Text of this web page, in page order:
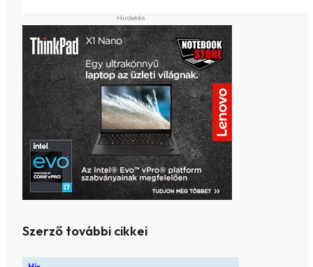
Szerző további cikkei